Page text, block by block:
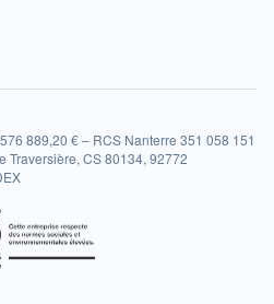
889,20 € – RCS Nanterre 351 058 151
Traversière, CS 80134, 92772